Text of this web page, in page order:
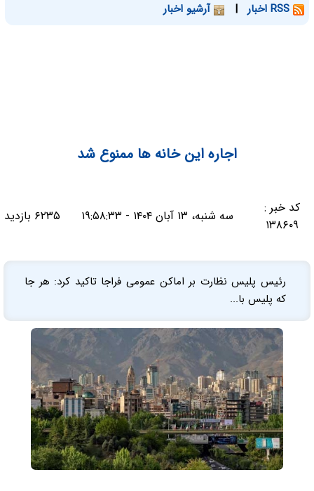
| آرشیو اخبار
اجاره این خانه ها ممنوع شد
کد خبر :
۱۳۸۶۰۹
سه شنبه، ۱۳ آبان ۱۴۰۴ - ۱۹:۵۸:۳۳ ۶۲۳۵ بازدید
رئیس پلیس نظارت بر اماکن عمومی فراجا تاکید کرد: هر جا
که پلیس با...